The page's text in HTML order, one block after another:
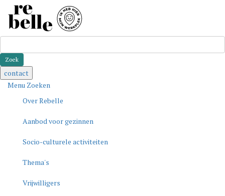
contact
Menu Zoeken
Over Rebelle
Aanbod voor gezinnen
Socio-culturele activiteiten
Thema's
Vrijwilligers